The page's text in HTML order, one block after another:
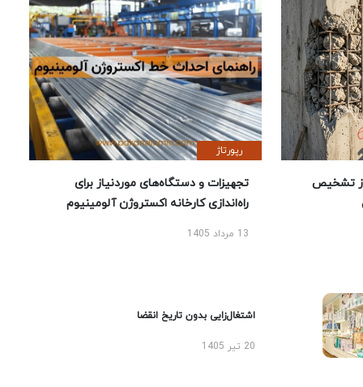
تشخیص
رپورتاژ
تجهیزات و دستگاه‌های موردنیاز برای
راه‌اندازی کارخانه اکستروژن آلومینیوم
13 مرداد 1405
اشتغال‌زایی بدون تاریخ انقضا
20 تیر 1405